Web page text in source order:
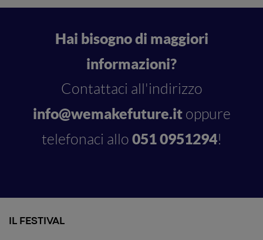
Hai bisogno di maggiori
informazioni?
Contattaci all'indirizzo
info@wemakefuture.itoppure
telefonaci allo 051 0951294!
IL FESTIVAL